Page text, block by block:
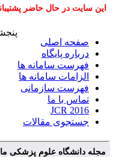
این سایت در حال حاضر
صفحه اصلی
درباره پایگاه
فهرست سامانه ها
الزامات سامانه ها
فهرست سازمانی
تماس با ما
JCR 2016
جستجوی مقالات
پنجشنبه 15
مجله دانشگاه علوم پزشکی